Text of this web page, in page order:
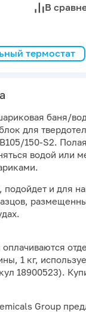
В
термостат
баня/
для
150-S2.
водой или
подойдет и для
1 кг,
18900523).
Group